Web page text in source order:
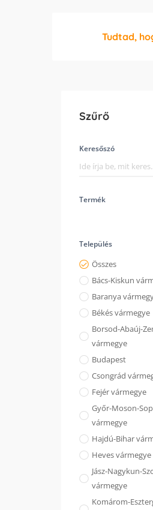
Tudtad,
Szűrő
Keresőszó
Termék
Település
Összes
Bács-Kiskun
Baranya
Békés vármegye
Borsod-Abaúj-
vármegye
Budapest
Csongrád
Fejér vármegye
Győr-Moson-
vármegye
Hajdú-Bihar
Heves vármegye
Jász-Nagykun-
vármegye
Komárom-